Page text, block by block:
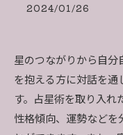
2024/01/26
星のつながりから自分
を抱える方に対話を通
す。占星術を取り入れ
性格傾向、運勢などを